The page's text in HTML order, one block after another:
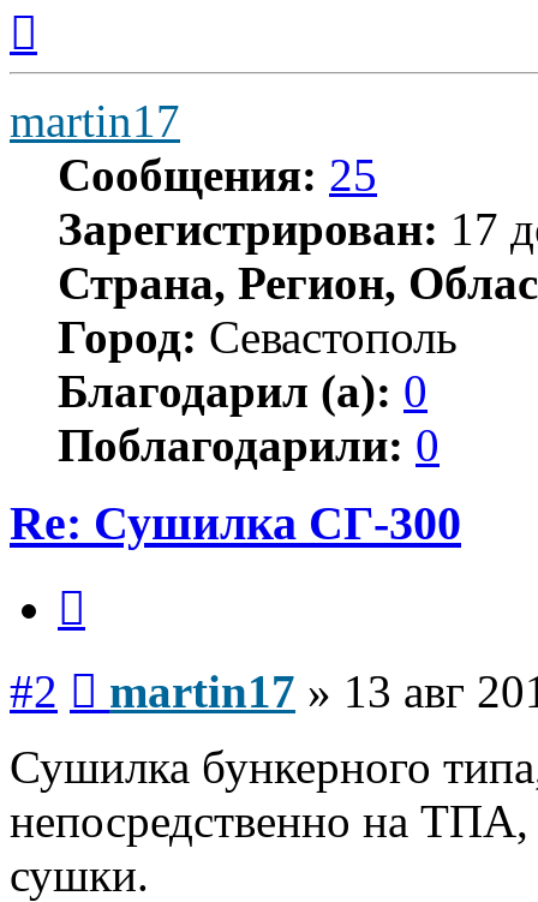
началу
martin17
Сообщения: 25
Зарегистрирован: 17
Страна, Регион,
Город: Севастополь
Благодарил (а): 0
Поблагодарили: 0
Re: Сушилка СГ-300
#2 martin17 » 13 авг
Сушилка бункерного
непосредственно на
сушки.